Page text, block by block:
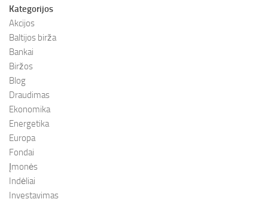
Kategorijos
Akcijos
Baltijos birža
Bankai
Biržos
Blog
Draudimas
Ekonomika
Energetika
Europa
Fondai
Įmonės
Indėliai
Investavimas